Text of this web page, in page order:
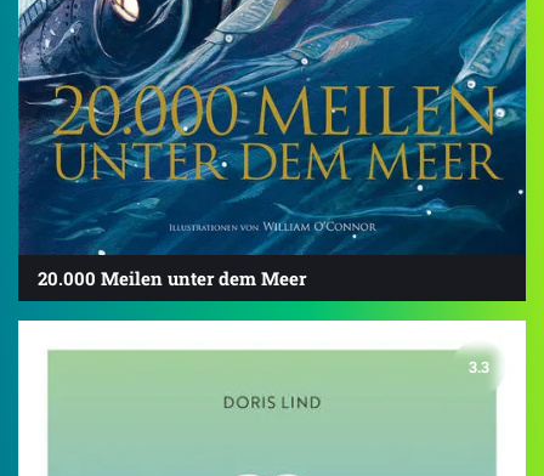
20.000 Meilen unter dem Meer
3.3